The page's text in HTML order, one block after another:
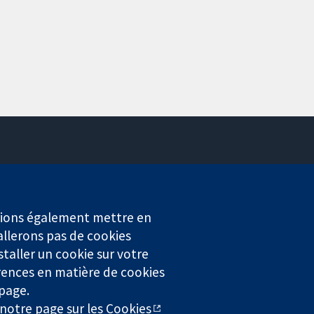
Service de presse
Qui sommes-nous
Offres d'emploi
Cochrane Library
enregistrée en Angleterre et au Pays de Galles. Numéro de
également mettre en
pas de cookies
un cookie sur votre
en matière de cookies
page sur les Cookies